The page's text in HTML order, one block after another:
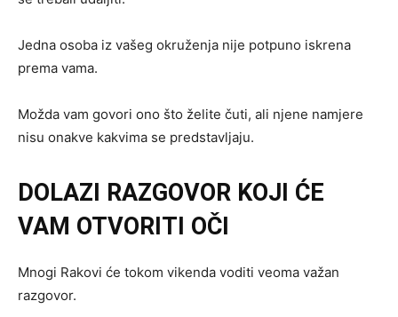
Jedna osoba iz vašeg okruženja nije potpuno iskrena
prema vama.
Možda vam govori ono što želite čuti, ali njene namjere
nisu onakve kakvima se predstavljaju.
DOLAZI RAZGOVOR KOJI ĆE
VAM OTVORITI OČI
Mnogi Rakovi će tokom vikenda voditi veoma važan
razgovor.